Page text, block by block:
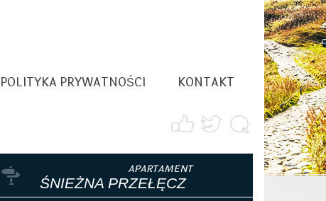
POLITYKA PRYWATNOŚCI KONTAKT
ŚNIEŻNA PRZEŁĘCZ